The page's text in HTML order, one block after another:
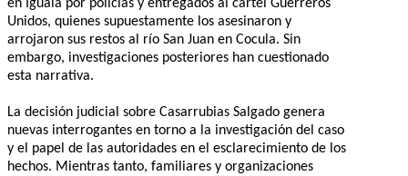
en Iguala por policías y entregados al cártel Guerreros
Unidos, quienes supuestamente los asesinaron y
arrojaron sus restos al río San Juan en Cocula. Sin
embargo, investigaciones posteriores han cuestionado
esta narrativa.
La decisión judicial sobre Casarrubias Salgado genera
nuevas interrogantes en torno a la investigación del caso
y el papel de las autoridades en el esclarecimiento de los
hechos. Mientras tanto, familiares y organizaciones